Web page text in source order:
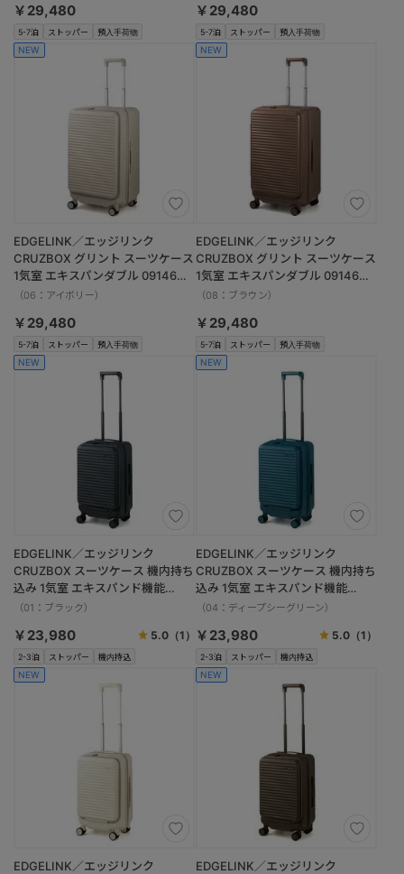
5-7泊 ストッパー 預入手荷物
￥29,480
5-7泊 ストッパー 預入手荷物
￥29,480
NEW
5-7泊 ストッパー 預入手荷物
EDGELINK／エッジリンク
CRUZBOX グリント スーツケース
1気室 エキスパンダブル 09146
74/85L
（06：アイボリー）
￥29,480
NEW
5-7泊 ストッパー 預入手荷物
EDGELINK／エッジリンク
CRUZBOX グリント スーツケース
1気室 エキスパンダブル 09146
74/85L
（08：ブラウン）
￥29,480
NEW
2-3泊 ストッパー 機内持込
EDGELINK／エッジリンク
CRUZBOX スーツケース 機内持ち
込み 1気室 エキスパンド機能
05805 32/39L
（01：ブラック）
￥23,980 5.0（1）
NEW
2-3泊 ストッパー 機内持込
EDGELINK／エッジリンク
CRUZBOX スーツケース 機内持ち
込み 1気室 エキスパンド機能
05805 32/39L
（04：ディープシーグリーン）
￥23,980 5.0 （1）
NEW
EDGELINK／エッジリンク
NEW
EDGELINK／エッジリンク